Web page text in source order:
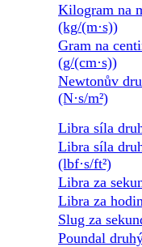
Kilogram na
(kg/(m·s))
Gram na
(g/(cm·s))
Newtonův
(N·s/m²)
Libra síla
Libra síla
(lbf·s/ft²)
Libra za
Libra za
Slug za
Poundal